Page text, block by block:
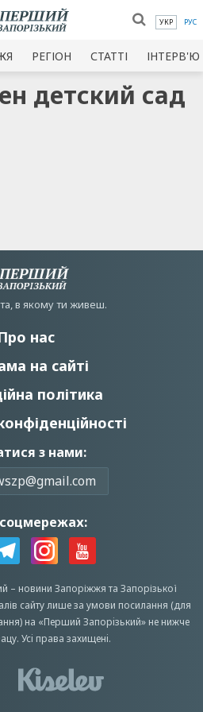
УКР РУС
РЕГІОН СТАТТІ ІНТЕРВ'Ю
детский сад
в якому ти живеш.
нас
на сайті
політика
з нами:
– новини Запоріжжята Запорізької
сайту лише за умови посилання (для
на «Перший Запорiзький» не нижче
Усi права захищенi.